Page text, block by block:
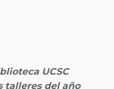
UCSC
talleres del año